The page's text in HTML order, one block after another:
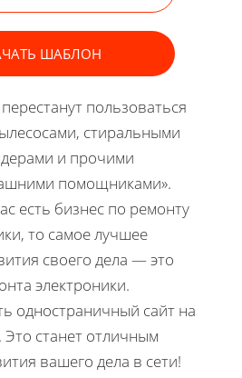
ШАБЛОН
пользоваться
стиральными
и прочими
помощниками».
есть бизнес по ремонту
то самое лучшее
своего дела — это
электроники.
одностраничный сайт на
станет отличным
вашего дела в сети!